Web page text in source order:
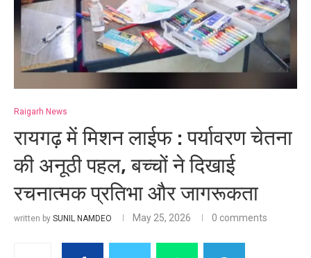
Raigarh News
रायगढ़ में मिशन लाईफ : पर्यावरण चेतना
की अनूठी पहल, बच्चों ने दिखाई
रचनात्मक प्रतिभा और जागरूकता
written by SUNIL NAMDEO May 25, 2026 0 comments